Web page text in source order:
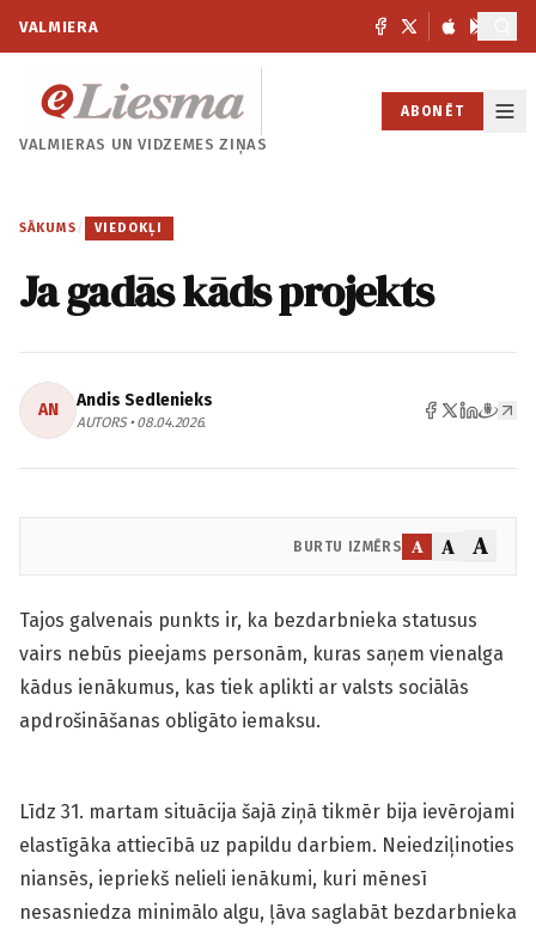
VALMIERA
VALMIERAS UNVIDZEMES ZIŅAS
ABONĒT
SĀKUMS / VIEDOKĻI
Ja gadās kāds projekts
AN Andis Sedlenieks
AUTORS • 08.04.2026.
BURTU IZMĒRS A A A
Tajos galvenais punkts ir, ka bezdarbnieka statusus
vairs nebūs pieejams personām, kuras saņem vienalga
kādus ienākumus, kas tiek aplikti ar valsts sociālās
apdrošināšanas obligāto iemaksu.
Līdz 31. martam situācija šajā ziņā tikmēr bija ievērojami
elastīgāka attiecībā uz papildu darbiem. Neiedziļinoties
niansēs, iepriekš nelieli ienākumi, kuri mēnesī
nesasniedza minimālo algu, ļāva saglabāt bezdarbnieka